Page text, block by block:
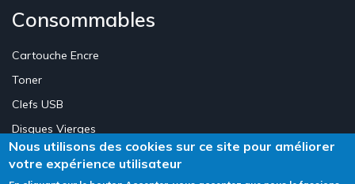
Consommables
Cartouche Encre
Toner
Clefs USB
Disques Vierges
Nous utilisons des cookies sur ce site pour améliorer
votre expérience utilisateur